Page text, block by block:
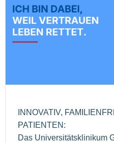
INNOVATIV,
PATIENTEN:
Das Universitätsklinikum